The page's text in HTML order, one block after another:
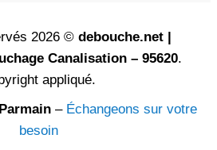
2026 © debouche.net |
Canalisation – 95620.
appliqué.
– Échangeons sur votre
besoin